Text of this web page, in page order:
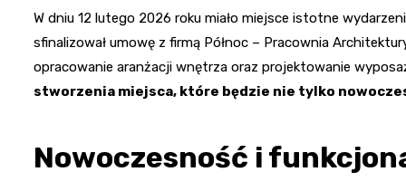
W dniu 12 lutego 2026 roku miało miejsce istotne
sfinalizował umowę z firmą Północ – Pracownia
opracowanie aranżacji wnętrza oraz projektowanie
stworzenia miejsca, które będzie nie tylko
Nowoczesność i